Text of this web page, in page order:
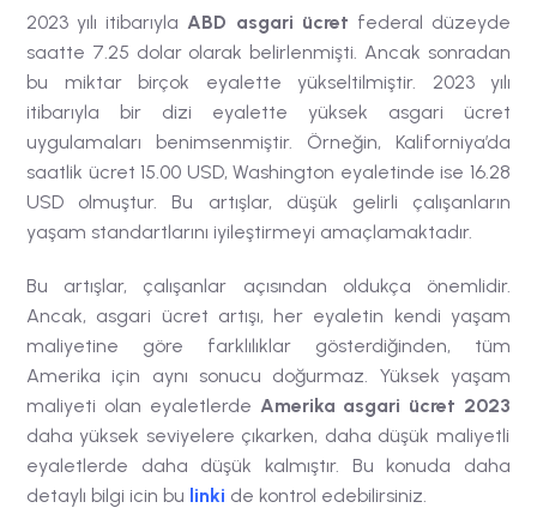
2023 yılı itibarıylaABD asgari ücret federal düzeyde
saatte 7.25 dolar olarak belirlenmişti. Ancak sonradan
bu miktar birçok eyalette yükseltilmiştir. 2023 yılı
itibarıyla bir dizi eyalette yüksek asgari ücret
uygulamaları benimsenmiştir. Örneğin, Kaliforniya’da
saatlik ücret 15.00 USD, Washington eyaletinde ise 16.28
USD olmuştur. Bu artışlar, düşük gelirli çalışanların
yaşam standartlarını iyileştirmeyi amaçlamaktadır.
Bu artışlar, çalışanlar açısından oldukça önemlidir.
Ancak, asgari ücret artışı, her eyaletin kendi yaşam
maliyetine göre farklılıklar gösterdiğinden, tüm
Amerika için aynı sonucu doğurmaz. Yüksek yaşam
maliyeti olan eyaletlerde Amerika asgari ücret 2023
daha yüksek seviyelere çıkarken, daha düşük maliyetli
eyaletlerde daha düşük kalmıştır. Bu konuda daha
detaylı bilgi icin bu linki de kontrol edebilirsiniz.